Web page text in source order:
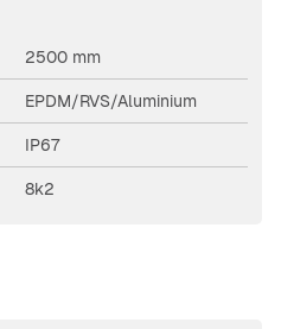
2500 mm
EPDM/RVS/Aluminium
IP67
8k2